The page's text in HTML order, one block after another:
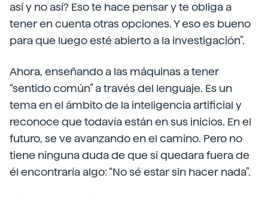
así y no así? Eso te hace pensar y te obliga a
tener en cuenta otras opciones. Y eso es bueno
para que luego esté abierto a la investigación”.
Ahora, enseñando a las máquinas a tener
“sentido común” a través del lenguaje. Es un
tema en el ámbito de la inteligencia artificial y
reconoce que todavía están en sus inicios. En el
futuro, se ve avanzando en el camino. Pero no
tiene ninguna duda de que si quedara fuera de
él encontraría algo: “No sé estar sin hacer nada”.